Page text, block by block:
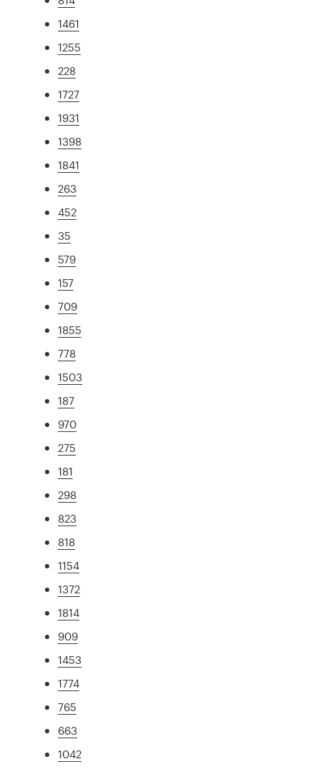
1461
1255
228
1727
1931
1398
1841
263
452
35
579
157
709
1855
778
1503
187
970
275
181
298
823
818
1154
1372
1814
909
1453
1774
765
663
1042